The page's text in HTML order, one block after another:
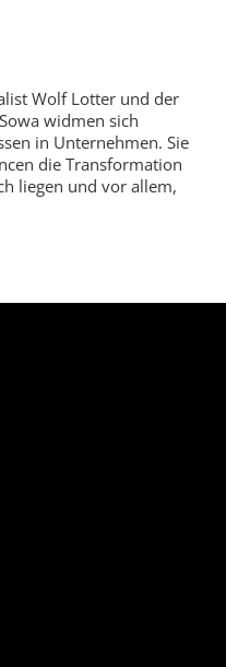
Wolf Lotter und der
widmen sich
in Unternehmen. Sie
die Transformation
liegen und vor allem,